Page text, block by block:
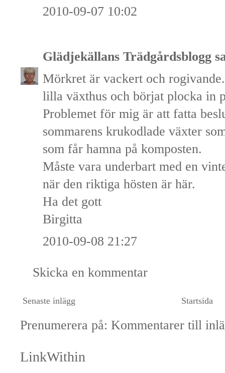
2010-09-07 10:02
Glädjekällans Trädgårdsblogg
Mörkret är vackert och
lilla växthus och börjat plocka in
Problemet för mig är att fatta
sommarens krukodlade växter
som får hamna på komposten.
Måste vara underbart med en
när den riktiga hösten är här.
Ha det gott
Birgitta
2010-09-08 21:27
Skicka en kommentar
Senaste inlägg Startsida
Prenumerera på: Kommentarer till
LinkWithin